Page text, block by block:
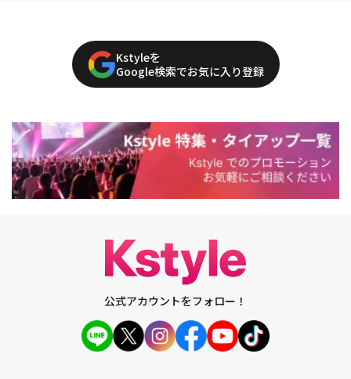
Kstyleを
Google検索でお気に入り登録
公式アカウントをフォロー！